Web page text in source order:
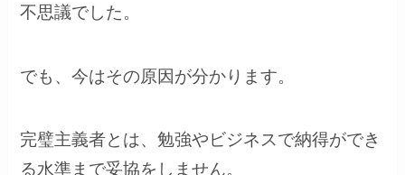
不思議でした。
でも、今はその原因が分かります。
完璧主義者とは、勉強やビジネスで納得ができ
る水準まで妥協をしません。